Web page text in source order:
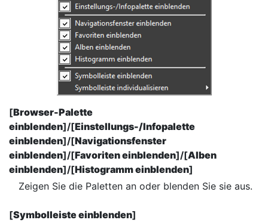
[Browser-Palette
einblenden]/[Einstellungs-/Infopalette
einblenden]/[Navigationsfenster
einblenden]/[Favoriten einblenden]/[Alben
einblenden]/[Histogramm einblenden]
Zeigen Sie die Paletten an oder blenden Sie sie aus.
[Symbolleiste einblenden]